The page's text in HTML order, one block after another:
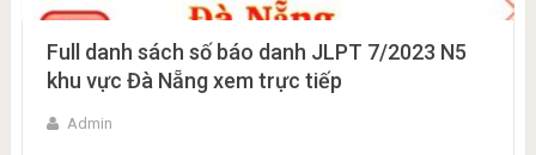
Full danh sách số báo danh JLPT 7/2023 N5
khu vực Đà Nẵng xem trực tiếp
Admin